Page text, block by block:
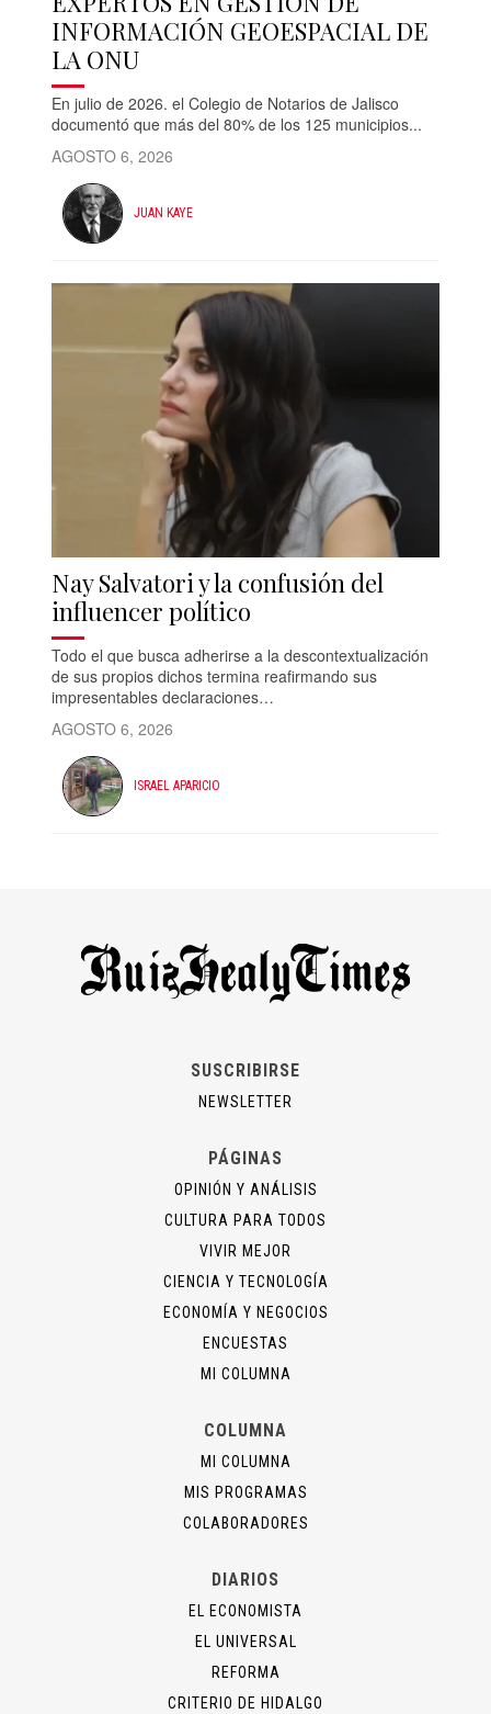
INFORMACIÓN GEOESPACIAL DE
LA ONU
En julio de 2026. el Colegio de Notarios de Jalisco
documentó que más del 80% de los 125 municipios...
AGOSTO 6, 2026
JUAN KAYE
Nay Salvatori y la confusión del
influencer político
Todo el que busca adherirse a la descontextualización
de sus propios dichos termina reafirmando sus
impresentables declaraciones…
AGOSTO 6, 2026
ISRAEL APARICIO
SUSCRIBIRSE
NEWSLETTER
PÁGINAS
OPINIÓN Y ANÁLISIS
CULTURA PARA TODOS
VIVIR MEJOR
CIENCIA Y TECNOLOGÍA
ECONOMÍA Y NEGOCIOS
ENCUESTAS
MI COLUMNA
COLUMNA
MI COLUMNA
MIS PROGRAMAS
COLABORADORES
DIARIOS
EL ECONOMISTA
EL UNIVERSAL
REFORMA
CRITERIO DE HIDALGO